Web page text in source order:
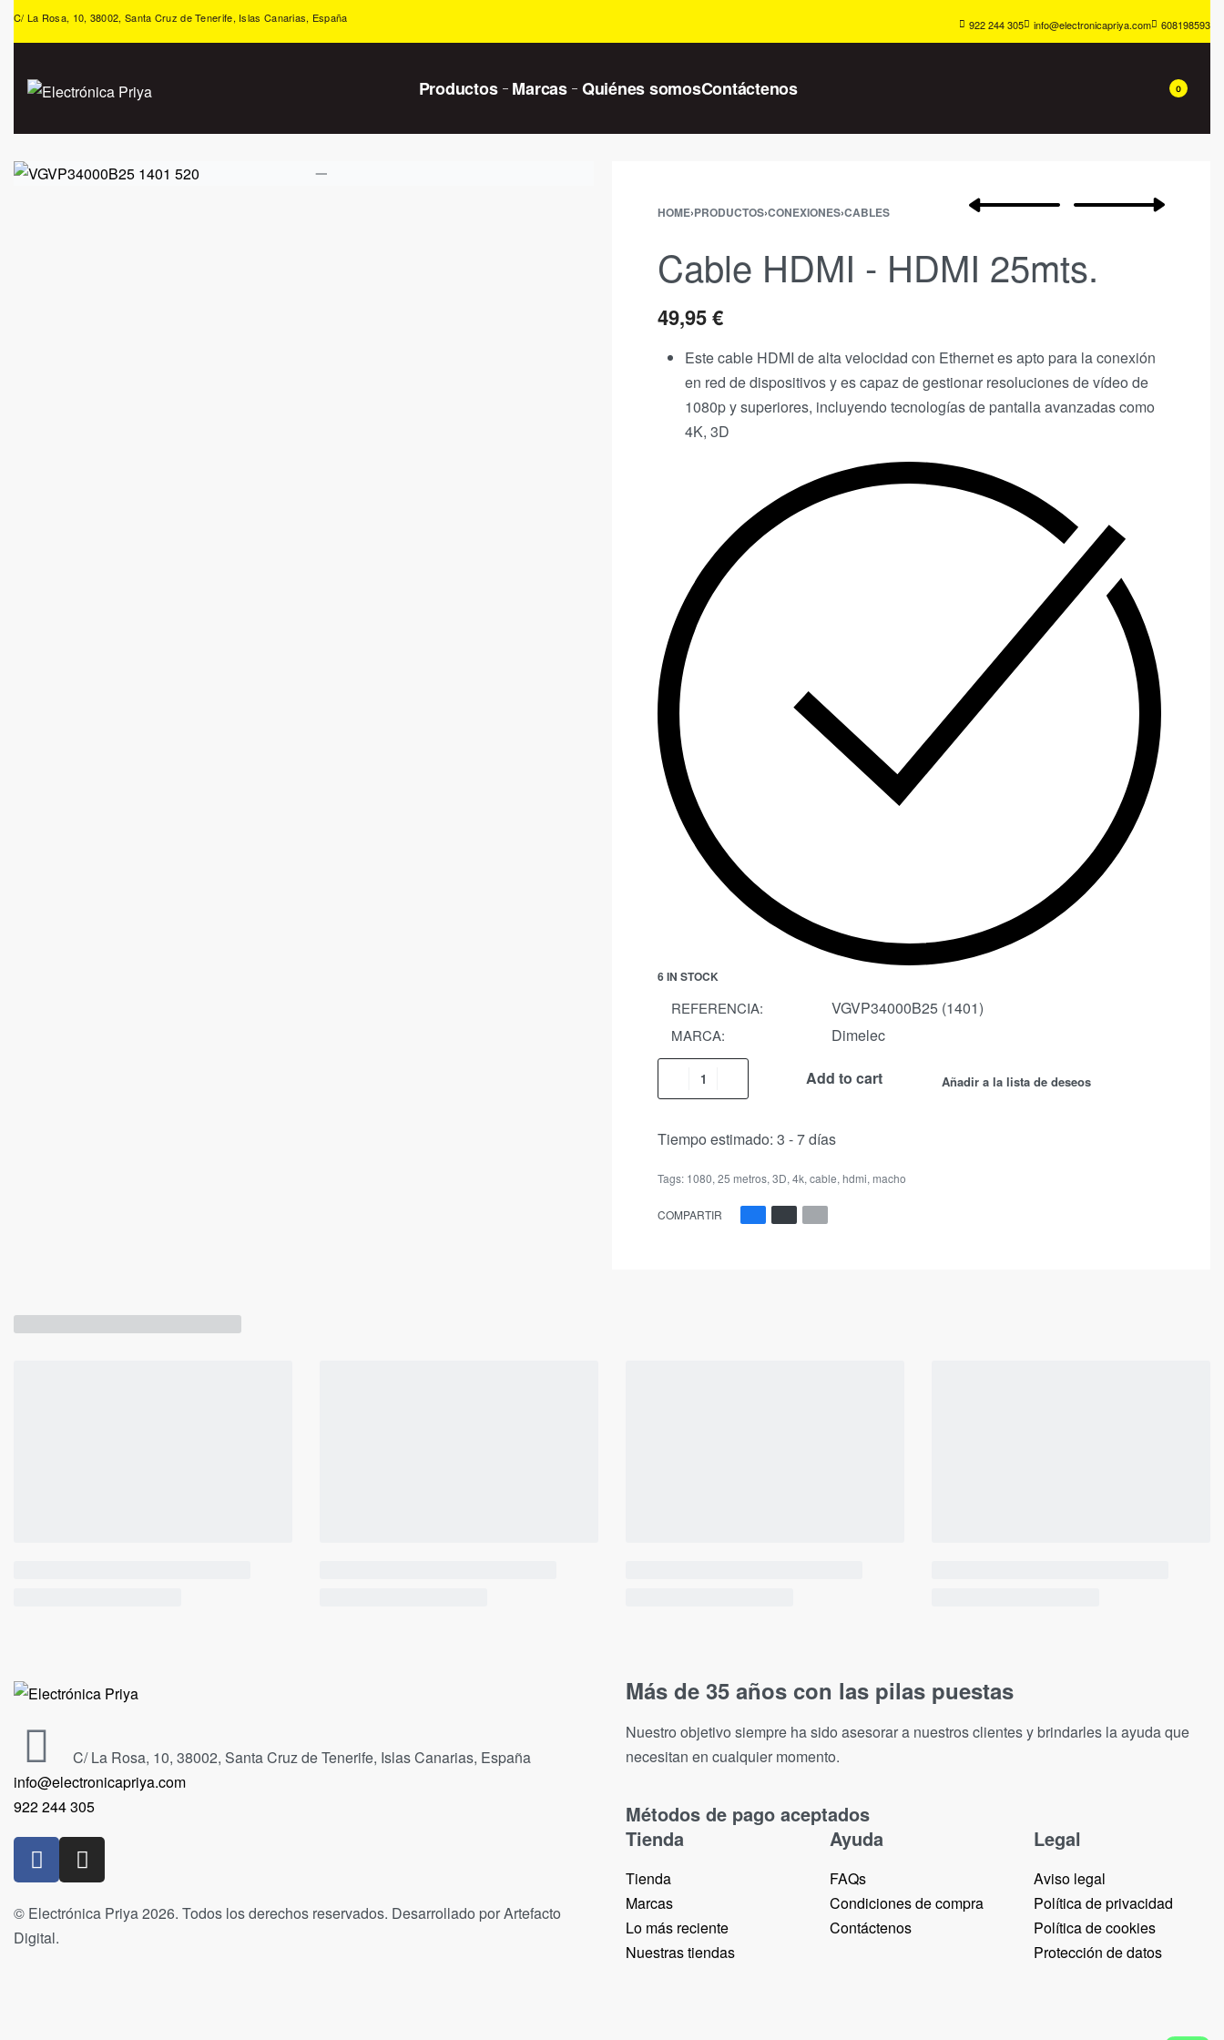
C/ La Rosa, 10, 38002, Santa Cruz de Tenerife, Islas Canarias, España 922 244 305 info@electronicapriya.com 608198593
Productos Marcas Quiénes somosContáctenos 0
HOME›PRODUCTOS›CONEXIONES›CABLES
Cable HDMI - HDMI 25mts.
49,95€
Este cable HDMI de alta velocidad con Ethernet es apto para la conexión
en red de dispositivos y es capaz de gestionar resoluciones de vídeo de
1080p y superiores, incluyendo tecnologías de pantalla avanzadas como
4K, 3D
6 IN STOCK
REFERENCIA: VGVP34000B25 (1401)
MARCA: Dimelec
Add to cart Añadir a la lista de deseos
Tiempo estimado: 3 - 7 días
Tags: 1080, 25 metros, 3D, 4k, cable, hdmi, macho
COMPARTIR
C/ La Rosa, 10, 38002, Santa Cruz de Tenerife, Islas Canarias, España
info@electronicapriya.com
922 244 305
© Electrónica Priya 2026. Todos los derechos reservados. Desarrollado por Artefacto
Digital.
Más de 35 años con las pilas puestas
Nuestro objetivo siempre ha sido asesorar a nuestros clientes y brindarles la ayuda que
necesitan en cualquier momento.
Métodos de pago aceptados
Tienda
Tienda
Marcas
Lo más reciente​
Nuestras tiendas​
Ayuda
FAQs
Condiciones de compra
Contáctenos
Legal
Aviso legal
Política de privacidad
Política de cookies
Protección de datos